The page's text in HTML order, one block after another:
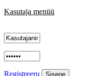
Kasutaja menüü
Registreeru